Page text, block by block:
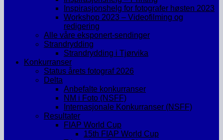
Inspirasjonshelg for fotografer høsten 2023
Workshop 2023 – Videofilming og
redigering
Alle våre eksponert-sendinger
Strandrydding
Strandrydding i Tjørvika
Konkurranser
Status årets fotograf 2026
Delta
Anbefalte konkurranser
NM i Foto (NSFF)
Internasjonale Konkurranser (NSFF)
Resultater
FIAP World Cup
15th FIAP World Cup